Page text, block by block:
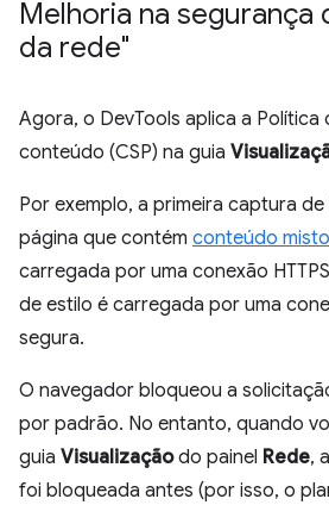
Melhoria na segurança
da rede"
Agora, o DevTools aplica a Política
conteúdo (CSP) na guia
Por exemplo, a primeira captura
página que contém conteúdo misto
carregada por uma conexão
de estilo é carregada por uma
segura.
O navegador bloqueou a
por padrão. No entanto, quando
guia Visualizaçãodo painel Rede,
foi bloqueada antes (por isso, o